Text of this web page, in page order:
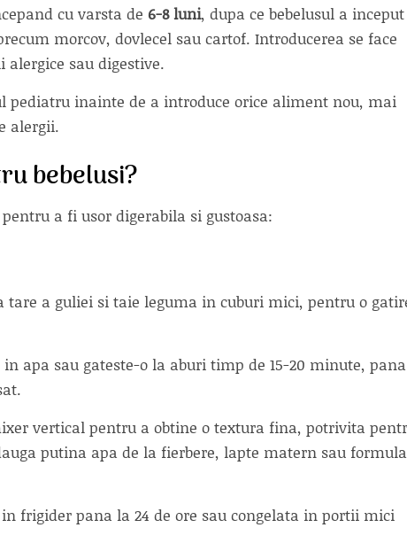
cu varsta de 6-8 luni, dupa ce bebelusul a inceput
morcov, dovlecel sau cartof. Introducerea se face
sau digestive.
pediatru inainte de a introduce orice aliment nou, mai
alergii.
bebelusi?
a fi usor digerabila si gustoasa:
tare a guliei si taie leguma in cuburi mici, pentru o
in apa sau gateste-o la aburi timp de 15-20 minute, pana
vertical pentru a obtine o textura fina, potrivita
putina apa de la fierbere, lapte matern sau formula
frigider pana la 24 de ore sau congelata in portii mici